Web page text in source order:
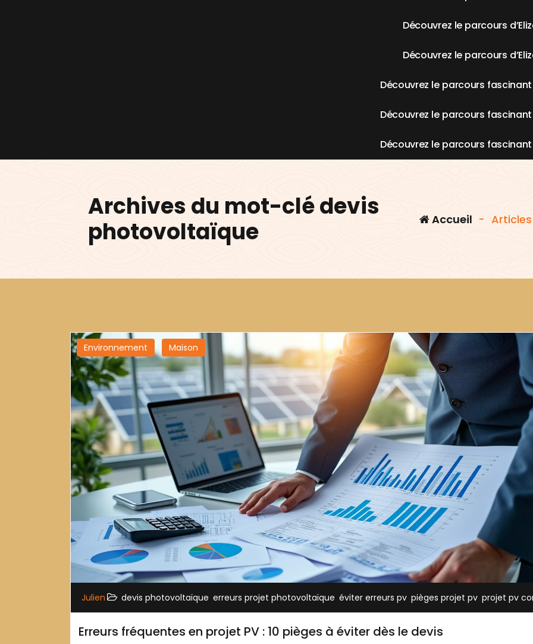
Découvrez le parcours d’Eliz
Découvrez le parcours d’Eliz
Découvrez le parcours fascinant
Découvrez le parcours fascinant
Découvrez le parcours fascinant
Archives du mot-clé devis
photovoltaïque
Accueil -
Environnement Maison
Julien devis photovoltaïque erreurs projet photovoltaïque éviter erreurs pv pièges projet pv projet pv
Erreurs fréquentes en projet PV : 10 pièges à éviter dès le devis